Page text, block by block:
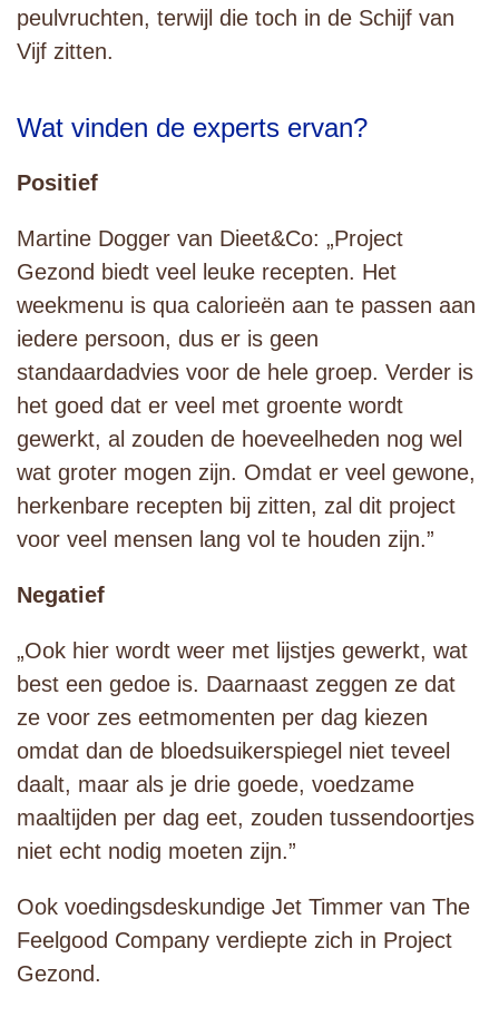
peulvruchten, terwijl die toch in de Schijf van
Vijf zitten.
Wat vinden de experts ervan?
Positief
Martine Dogger van Dieet&Co: „Project
Gezond biedt veel leuke recepten. Het
weekmenu is qua calorieën aan te passen aan
iedere persoon, dus er is geen
standaardadvies voor de hele groep. Verder is
het goed dat er veel met groente wordt
gewerkt, al zouden de hoeveelheden nog wel
wat groter mogen zijn. Omdat er veel gewone,
herkenbare recepten bij zitten, zal dit project
voor veel mensen lang vol te houden zijn.”
Negatief
„Ook hier wordt weer met lijstjes gewerkt, wat
best een gedoe is. Daarnaast zeggen ze dat
ze voor zes eetmomenten per dag kiezen
omdat dan de bloedsuikerspiegel niet teveel
daalt, maar als je drie goede, voedzame
maaltijden per dag eet, zouden tussendoortjes
niet echt nodig moeten zijn.”
Ook voedingsdeskundige Jet Timmer van The
Feelgood Company verdiepte zich in Project
Gezond.